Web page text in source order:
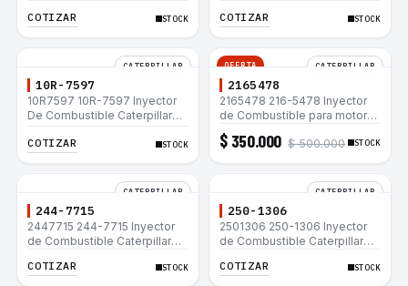
657E 631E 988F II
COTIZAR STOCK
657E 631E 988F II
COTIZAR STOCK
CATERPILLAR
10R-7597
10R7597 10R-7597 Inyector
De Combustible Caterpillar®
320C 320C L
COTIZAR STOCK
OFERTA CATERPILLAR
2165478
2165478 216-5478 Inyector
de Combustible para motor
Caterpillar 3044C
minicargador 236B 246B
$ 350.000 $ 500.000 STOCK
CATERPILLAR
244-7715
2447715 244-7715 Inyector
de Combustible Caterpillar®
980H
COTIZAR STOCK
CATERPILLAR
250-1306
2501306 250-1306 Inyector
de Combustible Caterpillar®
3516C 854G 992G
COTIZAR STOCK